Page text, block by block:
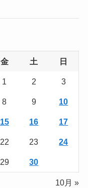
金 土 日
1 2 3
8 9 10
15 16 17
22 23 24
29 30
10月 »